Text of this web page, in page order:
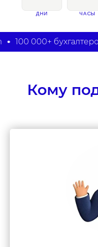
ДНИ ЧАСЫ
000+ бухгалтеров
Кому